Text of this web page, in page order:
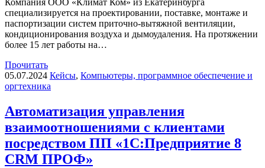
Компания ООО «Климат Ком» из Екатеринбурга
специализируется на проектировании, поставке, монтаже и
паспортизации систем приточно-вытяжной вентиляции,
кондиционирования воздуха и дымоудаления. На протяжении
более 15 лет работы на…
Прочитать
05.07.2024 Кейсы, Компьютеры, программное обеспечение и
оргтехника
Автоматизация управления
взаимоотношениями с клиентами
посредством ПП «1С:Предприятие 8
CRM ПРОФ»